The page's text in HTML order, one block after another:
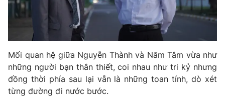
Mối quan hệ giữa Nguyễn Thành và Năm Tâm vừa như
những người bạn thân thiết, coi nhau như tri kỷ nhưng
đồng thời phía sau lại vẫn là những toan tính, dò xét
từng đường đi nước bước.